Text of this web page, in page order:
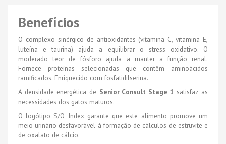
Benefícios
O complexo sinérgico de antioxidantes (vitamina C, vitamina E,
luteína e taurina) ajuda a equilibrar o stress oxidativo. O
moderado teor de fósforo ajuda a manter a função renal.
Fornece proteínas selecionadas que contêm aminoácidos
ramificados. Enriquecido com fosfatidilserina.
A densidade energética de Senior Consult Stage 1 satisfaz as
necessidades dos gatos maturos.
O logótipo S/O Index garante que este alimento promove um
meio urinário desfavorável à formação de cálculos de estruvite e
de oxalato de cálcio.